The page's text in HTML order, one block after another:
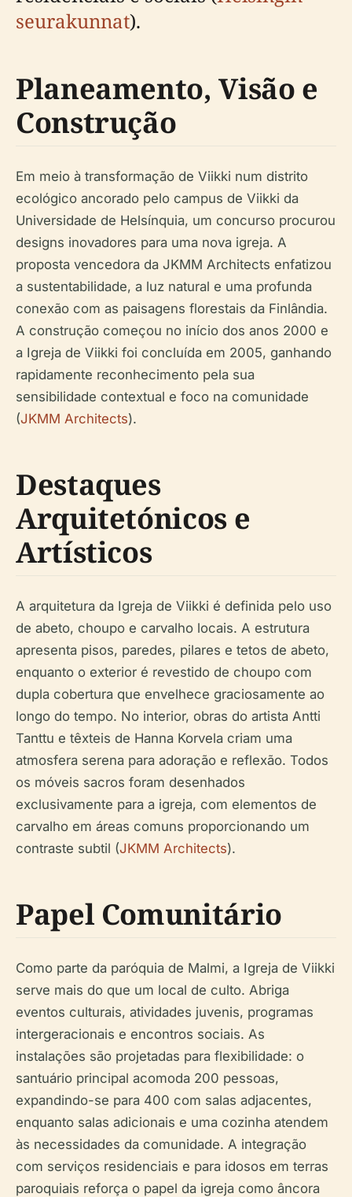
seurakunnat).
Planeamento, Visão e
Construção
Em meio à transformação de Viikki num distrito
ecológico ancorado pelo campus de Viikki da
Universidade de Helsínquia, um concurso procurou
designs inovadores para uma nova igreja. A
proposta vencedora da JKMM Architects enfatizou
a sustentabilidade, a luz natural e uma profunda
conexão com as paisagens florestais da Finlândia.
A construção começou no início dos anos 2000 e
a Igreja de Viikki foi concluída em 2005, ganhando
rapidamente reconhecimento pela sua
sensibilidade contextual e foco na comunidade
(JKMM Architects).
Destaques
Arquitetónicos e
Artísticos
A arquitetura da Igreja de Viikki é definida pelo uso
de abeto, choupo e carvalho locais. A estrutura
apresenta pisos, paredes, pilares e tetos de abeto,
enquanto o exterior é revestido de choupo com
dupla cobertura que envelhece graciosamente ao
longo do tempo. No interior, obras do artista Antti
Tanttu e têxteis de Hanna Korvela criam uma
atmosfera serena para adoração e reflexão. Todos
os móveis sacros foram desenhados
exclusivamente para a igreja, com elementos de
carvalho em áreas comuns proporcionando um
contraste subtil (JKMM Architects).
Papel Comunitário
Como parte da paróquia de Malmi, a Igreja de Viikki
serve mais do que um local de culto. Abriga
eventos culturais, atividades juvenis, programas
intergeracionais e encontros sociais. As
instalações são projetadas para flexibilidade: o
santuário principal acomoda 200 pessoas,
expandindo-se para 400 com salas adjacentes,
enquanto salas adicionais e uma cozinha atendem
às necessidades da comunidade. A integração
com serviços residenciais e para idosos em terras
paroquiais reforça o papel da igreja como âncora